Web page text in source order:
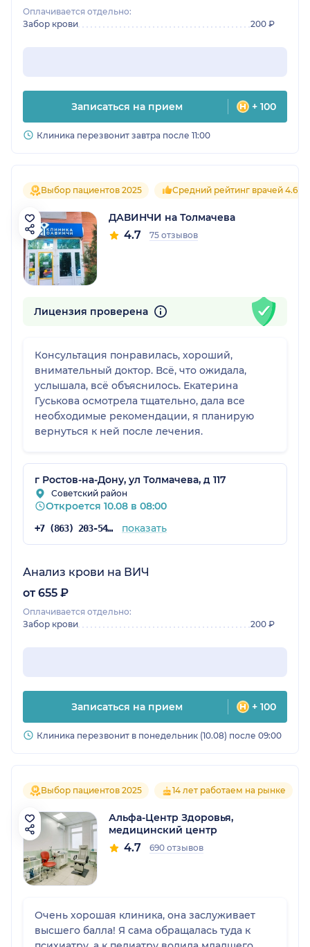
Оплачивается отдельно:
Забор крови
200 ₽
Записаться на прием + 100
Клиника перезвонит завтра после 11:00
Выбор пациентов 2025 Средний рейтинг врачей 4.6
ДАВИНЧИ на Толмачева
4.7 75 отзывов
Лицензия проверена
Консультация понравилась, хороший,
внимательный доктор. Всё, что ожидала,
услышала, всё объяснилось. Екатерина
Гуськова осмотрела тщательно, дала все
необходимые рекомендации, я планирую
вернуться к ней после лечения.
г Ростов-на-Дону, ул Толмачева, д 117
Советский район
Откроется 10.08 в 08:00
+7 (863) 203-54-50 показать
Анализ крови на ВИЧ
от 655 ₽
Оплачивается отдельно:
Забор крови
200 ₽
Записаться на прием + 100
Клиника перезвонит в понедельник (10.08) после 09:00
Выбор пациентов 2025 14 лет работаем на рынке
Альфа-Центр Здоровья,
медицинский центр
4.7 690 отзывов
Очень хорошая клиника, она заслуживает
высшего балла! Я сама обращалась туда к